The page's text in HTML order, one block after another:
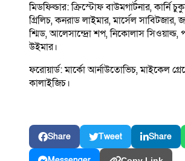
মিডফিল্ডার: ক্রিস্টোফ বাউমগার্টনার, কার্নি
গ্রিলিচ, কনরাড লাইমার, মার্সেল সাবিটজার,
শ্মিড, আলেসান্দ্রো শপ, নিকোলাস সিওয়াল্ড,
উইমার।
ফরোয়ার্ড: মার্কো আর্নাউতোভিচ, মাইকেল
কালাইজিচ।
Share Tweet Share